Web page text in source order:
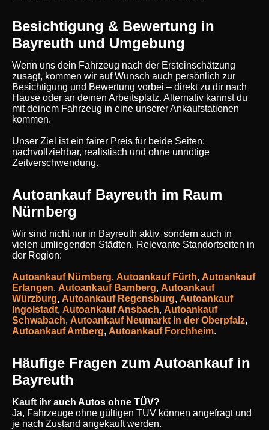
Besichtigung & Bewertung in
Bayreuth und Umgebung
Wenn uns dein Fahrzeug nach der Ersteinschätzung
zusagt, kommen wir auf Wunsch auch persönlich zur
Besichtigung und Bewertung vorbei – direkt zu dir nach
Hause oder an deinen Arbeitsplatz. Alternativ kannst du
mit deinem Fahrzeug in eine unserer Ankaufstationen
kommen.
Unser Ziel ist ein fairer Preis für beide Seiten:
nachvollziehbar, realistisch und ohne unnötige
Zeitverschwendung.
Autoankauf Bayreuth im Raum
Nürnberg
Wir sind nicht nur in Bayreuth aktiv, sondern auch in
vielen umliegenden Städten. Relevante Standortseiten in
der Region:
Autoankauf Nürnberg, Autoankauf Fürth, Autoankauf
Erlangen, Autoankauf Bamberg, Autoankauf
Würzburg, Autoankauf Regensburg, Autoankauf
Ingolstadt, Autoankauf Ansbach, Autoankauf
Schwabach, Autoankauf Neumarkt in der Oberpfalz,
Autoankauf Amberg, Autoankauf Forchheim.
Häufige Fragen zum Autoankauf in
Bayreuth
Kauft ihr auch Autos ohne TÜV?
Ja, Fahrzeuge ohne gültigen TÜV können angefragt und
je nach Zustand angekauft werden.